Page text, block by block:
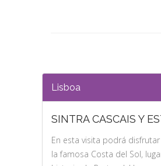
Lisboa
SINTRA CASCAIS Y
En esta visita podrá
la famosa Costa del Sol,